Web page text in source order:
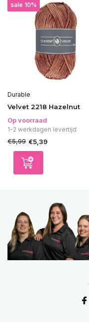
sale 10%
Durable
Velvet 2218 Hazelnut
Op voorraad
1-2 werkdagen levertijd
€5,99 €5,39